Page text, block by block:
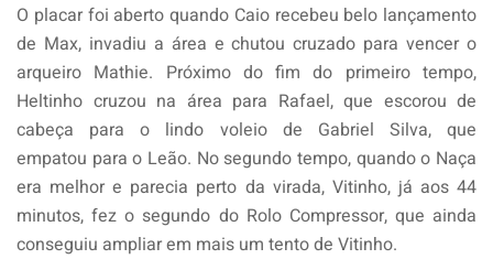
O placar foi aberto quando Caio recebeu belo lançamento
de Max, invadiu a área e chutou cruzado para vencer o
arqueiro Mathie. Próximo do fim do primeiro tempo,
Heltinho cruzou na área para Rafael, que escorou de
cabeça para o lindo voleio de Gabriel Silva, que
empatou para o Leão. No segundo tempo, quando o Naça
era melhor e parecia perto da virada, Vitinho, já aos 44
minutos, fez o segundo do Rolo Compressor, que ainda
conseguiu ampliar em mais um tento de Vitinho.